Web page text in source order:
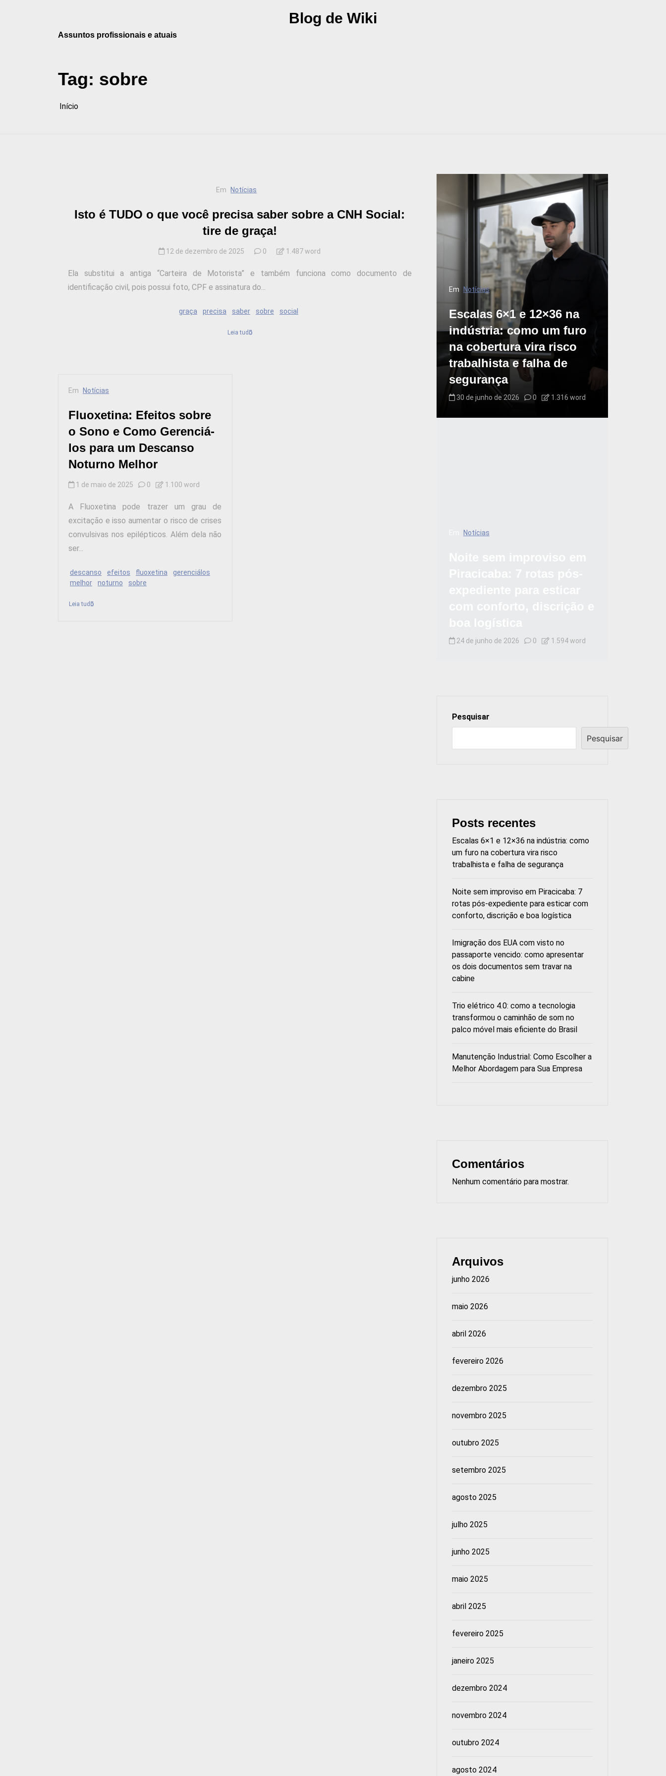
Blog de Wiki
Assuntos profissionais e atuais
Tag: sobre
Início
Em Notícias
Isto é TUDO o que você precisa saber sobre a CNH Social:
tire de graça!
12 de dezembro de 2025 0 1.487 word
Ela substitui a antiga “Carteira de Motorista” e também funciona como documento de
identificação civil, pois possui foto, CPF e assinatura do...
graça precisa saber sobre social
Leia tudo
Em Notícias
Fluoxetina: Efeitos sobre
o Sono e Como Gerenciá-
los para um Descanso
Noturno Melhor
1 de maio de 2025 0 1.100 word
A Fluoxetina pode trazer um grau de
excitação e isso aumentar o risco de crises
convulsivas nos epilépticos. Além dela não
ser...
descanso efeitos fluoxetina
gerenciálos
melhor
noturno sobre
Leia tudo
Em Notícias
Escalas 6×1 e 12×36 na
indústria: como um furo
na cobertura vira risco
trabalhista e falha de
segurança
30 de junho de 2026 0 1.316 word
Notícias
24 de junho de 2026 0 1.594 word
Pesquisar
Pesquisar
Posts recentes
Escalas 6×1 e 12×36 na indústria: como
um furo na cobertura vira risco
trabalhista e falha de segurança
Noite sem improviso em Piracicaba: 7
rotas pós-expediente para esticar com
conforto, discrição e boa logística
Imigração dos EUA com visto no
passaporte vencido: como apresentar
os dois documentos sem travar na
cabine
Trio elétrico 4.0: como a tecnologia
transformou o caminhão de som no
palco móvel mais eficiente do Brasil
Manutenção Industrial: Como Escolher a
Melhor Abordagem para Sua Empresa
Comentários
Nenhum comentário para mostrar.
Arquivos
junho 2026
maio 2026
abril 2026
fevereiro 2026
dezembro 2025
novembro 2025
outubro 2025
setembro 2025
agosto 2025
julho 2025
junho 2025
maio 2025
abril 2025
fevereiro 2025
janeiro 2025
dezembro 2024
novembro 2024
outubro 2024
agosto 2024